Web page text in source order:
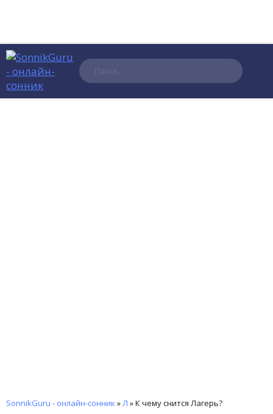
Поиск
SonnikGuru - онлайн-сонник »Л »К чему снится Лагерь?